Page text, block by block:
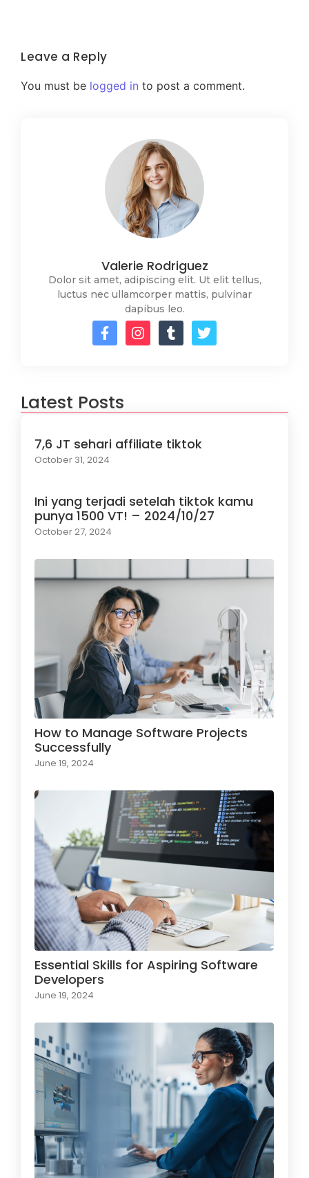
Leave a Reply
You must be logged in to post a comment.
Valerie Rodriguez
Dolor sit amet, adipiscing elit. Ut elit tellus,
luctus nec ullamcorper mattis, pulvinar
dapibus leo.
Latest Posts
7,6 JT sehari affiliate tiktok
October 31, 2024
Ini yang terjadi setelah tiktok kamu
punya 1500 VT! – 2024/10/27
October 27, 2024
How to Manage Software Projects
Successfully
June 19, 2024
Essential Skills for Aspiring Software
Developers
June 19, 2024